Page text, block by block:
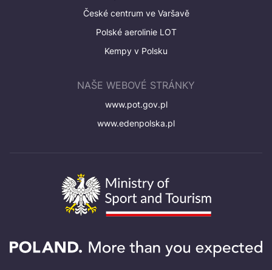
České centrum ve Varšavě
Polské aerolinie LOT
Kempy v Polsku
NAŠE WEBOVÉ STRÁNKY
www.pot.gov.pl
www.edenpolska.pl